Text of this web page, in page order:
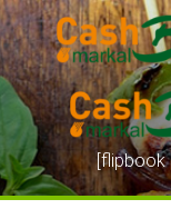
[flipbook